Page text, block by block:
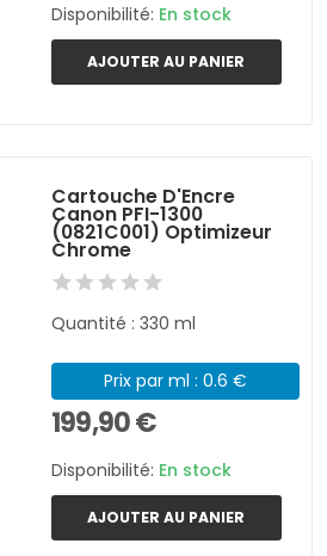
Disponibilité: En stock
AJOUTER AU PANIER
Cartouche D'Encre
Canon PFI-1300
(0821C001) Optimizeur
Chrome
Quantité : 330 ml
Prix par ml : 0.6 €
199,90 €
Disponibilité: En stock
AJOUTER AU PANIER